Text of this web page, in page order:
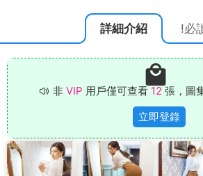
詳細介紹 !必
非 VIP 用戶僅可查看 12 張，圖
立即登錄